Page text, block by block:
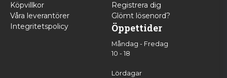
Köpvillkor
Våra leverantörer
Integritetspolicy
Registrera dig
Glömt lösenord?
Öppettider
Måndag - Fredag
10 - 18
Lördagar